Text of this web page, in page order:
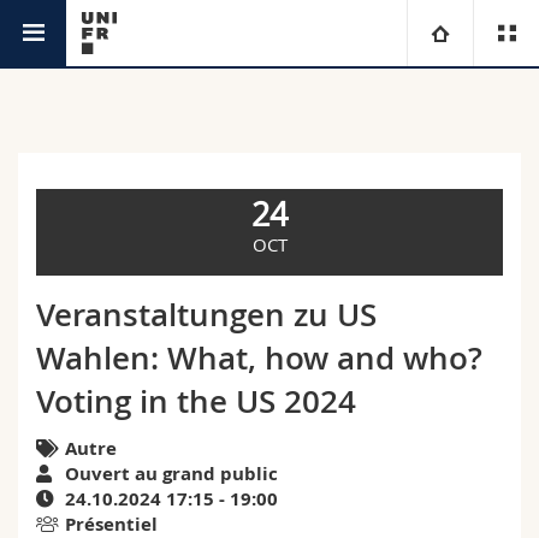
Université
Formation continue
Sciences économiques et sociales et management
Lettres et sciences humaines
Sciences de l'éducation et de la formation
Etudiants
Chercheurs
Annuaire du personnel
Plan d'accès
Bibliothèques
24
OCT
Veranstaltungen zu US
Wahlen: What, how and who?
Voting in the US 2024
Autre
Ouvert au grand public
24.10.2024 17:15 - 19:00
Présentiel